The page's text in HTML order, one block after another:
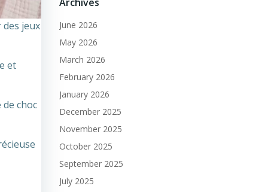
jeux
et
de choc
June 2026
May 2026
March 2026
February 2026
January 2026
December 2025
November 2025
October 2025
September 2025
July 2025